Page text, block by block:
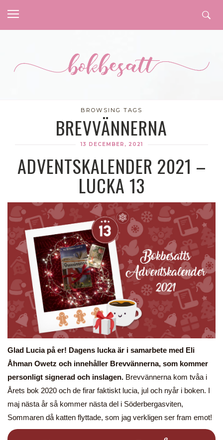
BROWSING TAGS
BREVVÄNNERNA
13 DECEMBER, 2021
ADVENTSKALENDER 2021 –
LUCKA 13
Glad Lucia på er! Dagens lucka är i samarbete med Eli
Åhman Owetz och innehåller Brevvännerna, som kommer
personligt signerad och inslagen. Brevvännerna kom tvåa i
Årets bok 2020 och de firar faktiskt lucia, jul och nyår i boken. I
maj nästa år så kommer nästa del i Söderbergasviten,
Sommaren då katten flyttade, som jag verkligen ser fram emot!